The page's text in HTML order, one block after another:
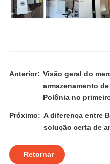
Anterior: Visão geral do
armazenamento
Polônia no
Próximo: A diferença entre
solução certa de
Retornar